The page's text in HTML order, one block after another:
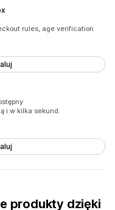
rules, age verification
i w kilka sekund.
produkty dzięki